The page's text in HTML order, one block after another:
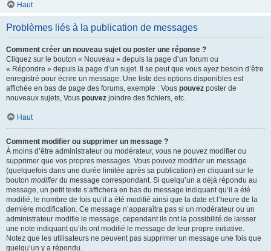
Haut
Problèmes liés à la publication de messages
Comment créer un nouveau sujet ou poster une réponse ?
Cliquez sur le bouton « Nouveau » depuis la page d’un forum ou
« Répondre » depuis la page d’un sujet. Il se peut que vous ayez besoin d’être
enregistré pour écrire un message. Une liste des options disponibles est
affichée en bas de page des forums, exemple : Vous pouvez poster de
nouveaux sujets, Vous pouvez joindre des fichiers, etc.
Haut
Comment modifier ou supprimer un message ?
À moins d’être administrateur ou modérateur, vous ne pouvez modifier ou
supprimer que vos propres messages. Vous pouvez modifier un message
(quelquefois dans une durée limitée après sa publication) en cliquant sur le
bouton modifierdu message correspondant. Si quelqu’un a déjà répondu au
message, un petit texte s’affichera en bas du message indiquant qu’il a été
modifié, le nombre de fois qu’il a été modifié ainsi que la date et l’heure de la
dernière modification. Ce message n’apparaîtra pas si un modérateur ou un
administrateur modifie le message, cependant ils ont la possibilité de laisser
une note indiquant qu’ils ont modifié le message de leur propre initiative.
Notez que les utilisateurs ne peuvent pas supprimer un message une fois que
quelqu’un y a répondu.